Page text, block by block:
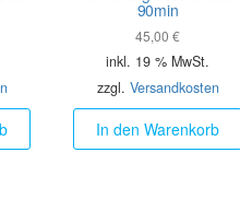
90min
45,00€
inkl. 19 % MwSt.
zzgl. Versandkosten
In den Warenkorb